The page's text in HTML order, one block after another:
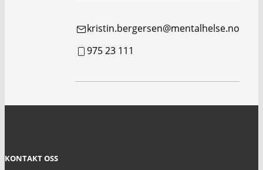
kristin.bergersen@mentalhelse.no
975 23 111
KONTAKT OSS